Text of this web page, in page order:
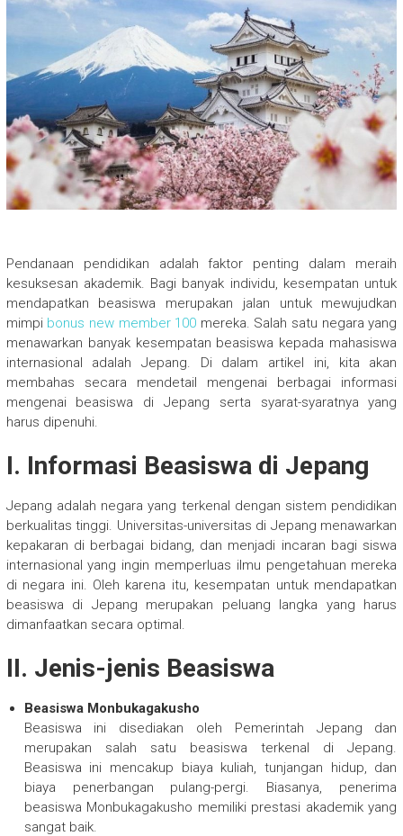
Pendanaan pendidikan adalah faktor penting dalam meraih
kesuksesan akademik. Bagi banyak individu, kesempatan untuk
mendapatkan beasiswa merupakan jalan untuk mewujudkan
mimpi bonus new member 100 mereka. Salah satu negara yang
menawarkan banyak kesempatan beasiswa kepada mahasiswa
internasional adalah Jepang. Di dalam artikel ini, kita akan
membahas secara mendetail mengenai berbagai informasi
mengenai beasiswa di Jepang serta syarat-syaratnya yang
harus dipenuhi.
I. Informasi Beasiswa di Jepang
Jepang adalah negara yang terkenal dengan sistem pendidikan
berkualitas tinggi. Universitas-universitas di Jepang menawarkan
kepakaran di berbagai bidang, dan menjadi incaran bagi siswa
internasional yang ingin memperluas ilmu pengetahuan mereka
di negara ini. Oleh karena itu, kesempatan untuk mendapatkan
beasiswa di Jepang merupakan peluang langka yang harus
dimanfaatkan secara optimal.
II. Jenis-jenis Beasiswa
Beasiswa Monbukagakusho
Beasiswa ini disediakan oleh Pemerintah Jepang dan
merupakan salah satu beasiswa terkenal di Jepang.
Beasiswa ini mencakup biaya kuliah, tunjangan hidup, dan
biaya penerbangan pulang-pergi. Biasanya, penerima
beasiswa Monbukagakusho memiliki prestasi akademik yang
sangat baik.